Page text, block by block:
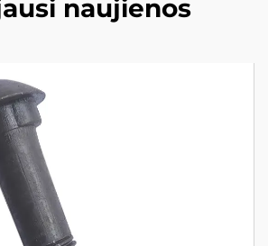
naujienos